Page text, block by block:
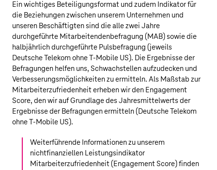
Ein wichtiges Beteiligungsformat und zudem Indikator für
die Beziehungen zwischen unserem Unternehmen und
unseren Beschäftigten sind die alle zwei Jahre
durchgeführte Mitarbeitendenbefragung (MAB) sowie die
halbjährlich durchgeführte Pulsbefragung (jeweils
Deutsche Telekom ohneT‑Mobile US). Die Ergebnisse der
Befragungen helfen uns, Schwachstellen aufzudecken und
Verbesserungsmöglichkeiten zu ermitteln. Als Maßstab zur
Mitarbeiterzufriedenheit erheben wir den Engagement
Score, den wir auf Grundlage des Jahresmittelwerts der
Ergebnisse der Befragungen ermitteln ( Deutsche Telekom
ohneT‑Mobile US).
Weiterführende Informationen zu unserem
nichtfinanziellen Leistungsindikator
Mitarbeiterzufriedenheit (Engagement Score) finden